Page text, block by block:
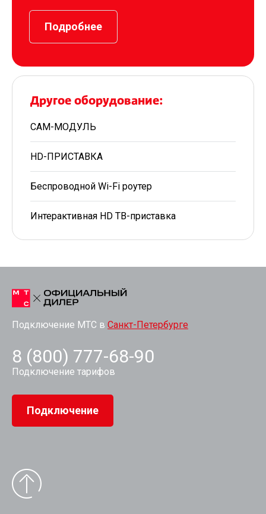
Подробнее
Другое оборудование:
CAM-МОДУЛЬ
HD-ПРИСТАВКА
Беспроводной Wi-Fi роутер
Интерактивная HD ТВ-приставка
Подключение МТС в Санкт-Петербурге
8 (800) 777-68-90
Подключение тарифов
Подключение